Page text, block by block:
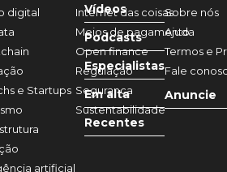
digital
e Startups
artificial
Internet das coisas
Meios de pagamento
Open finance
Regulação
Segurança
Sustentabilidade
Vídeos
Podcasts
Especialistas
Em alta
Recentes
Sobre nós
Ajuda
Termos e
Fale
Anuncie